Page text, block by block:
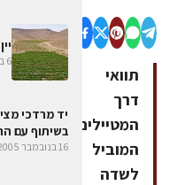
תוואי
דרך
המטיילים
המוביל
לשדה
6 באוגוסט 2019
יד מרדכי
בשיתוף עם
16 בנובמבר 2005